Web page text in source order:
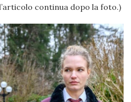
continua dopo la foto.)